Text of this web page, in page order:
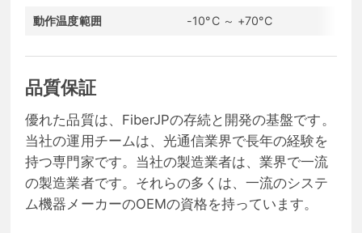
動作温度範囲 -10°C ～ +70°C
品質保証
優れた品質は、FiberJPの存続と開発の基盤です。
当社の運用チームは、光通信業界で長年の経験を
持つ専門家です。当社の製造業者は、業界で一流
の製造業者です。それらの多くは、一流のシステ
ム機器メーカーのOEMの資格を持っています。